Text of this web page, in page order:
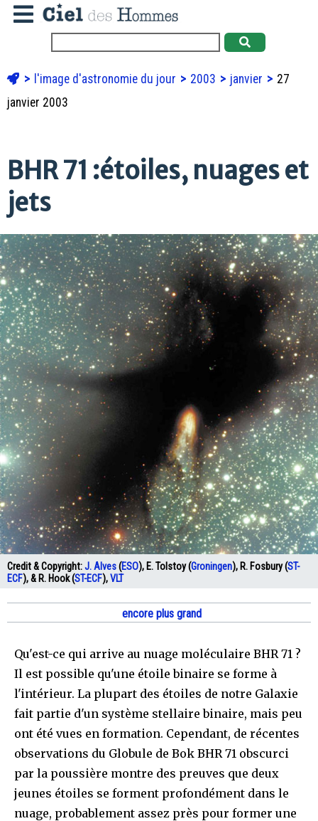
l'image d'astronomie du jour 2003 janvier
27
janvier 2003
BHR 71 :étoiles, nuages et
jets
Credit & Copyright:J. Alves(ESO), E. Tolstoy (Groningen), R. Fosbury (ST-
ECF), & R. Hook (ST-ECF),VLT
encore plus grand
Qu'est-ce qui arrive au nuage moléculaire BHR 71 ?
Il est possible qu'une étoile binaire se forme à
l'intérieur. La plupart des étoiles de notre Galaxie
fait partie d'un système stellaire binaire, mais peu
ont été vues en formation. Cependant, de récentes
observations du Globule de Bok BHR 71 obscurci
par la poussière montre des preuves que deux
jeunes étoiles se forment profondément dans le
nuage, probablement assez près pour former une